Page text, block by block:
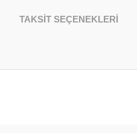
TAKSİT SEÇENEKLERİ